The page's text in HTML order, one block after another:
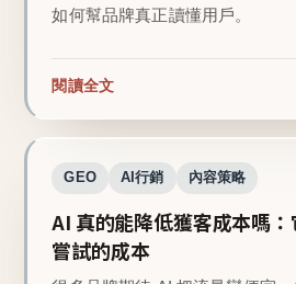
如何幫品牌真正讀懂用戶。
閱讀全文
GEO AI行銷 內容策略
AI 真的能降低獲客成本嗎
嘗試的成本